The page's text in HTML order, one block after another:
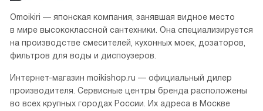
Omoikiri — японская компания, занявшая видное место
в мире высококлассной сантехники. Она специализируется
на производстве смесителей, кухонных моек, дозаторов,
фильтров для воды и диспоузеров.
Интернет-магазин moikishop.ru — официальный дилер
производителя. Сервисные центры бренда расположены
во всех крупных городах России. Их адреса в Москве